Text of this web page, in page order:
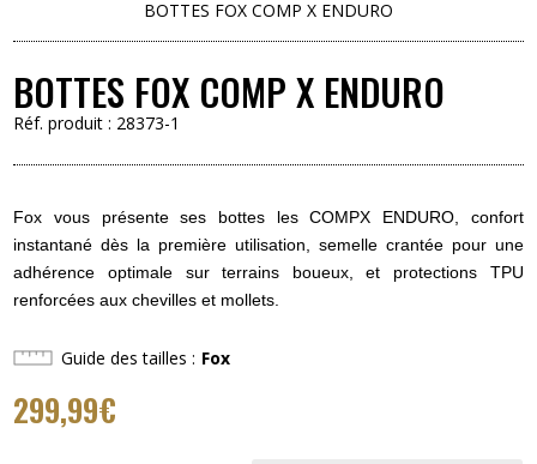
BOTTES FOX COMP X ENDURO
BOTTES FOX COMP X ENDURO
Réf. produit : 28373-1
Fox vous présente ses bottes les COMPX ENDURO, confort
instantané dès la première utilisation, semelle crantée pour une
adhérence optimale sur terrains boueux, et protections TPU
renforcées aux chevilles et mollets.
Guide des tailles Fox
299,99€